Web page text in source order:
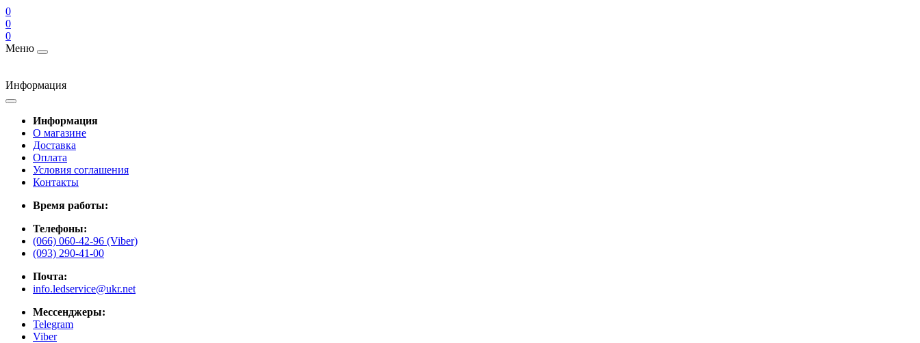
0
0
0
Меню
Информация
Информация
О магазине
Доставка
Оплата
Условия соглашения
Контакты
Время работы:
Телефоны:
(066) 060-42-96 (Viber)
(093) 290-41-00
Почта:
info.ledservice@ukr.net
Мессенджеры:
Telegram
Viber